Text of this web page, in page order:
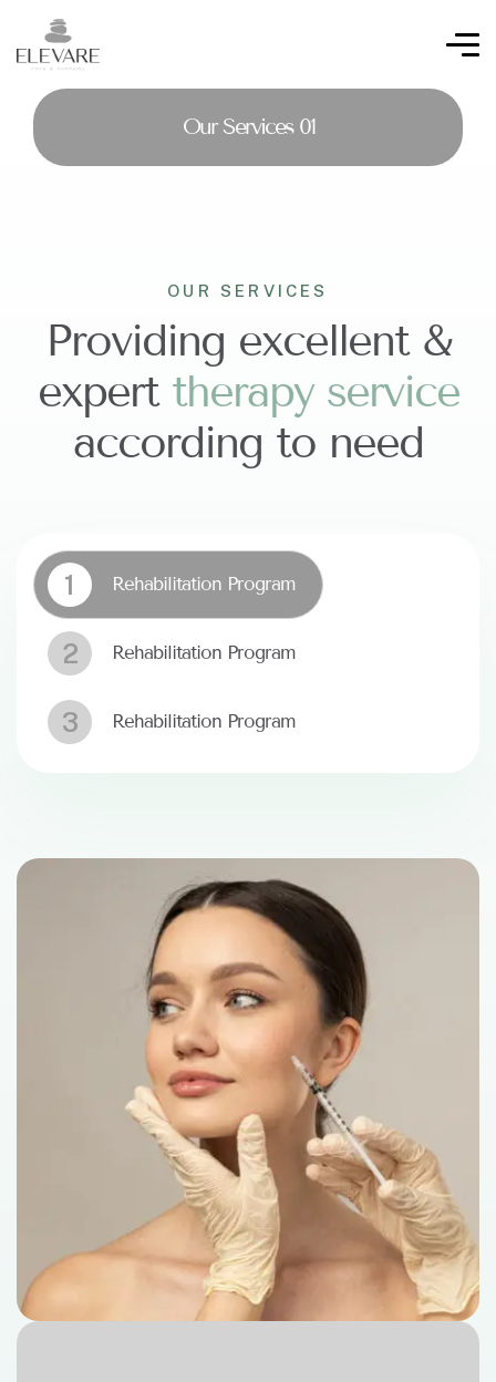
Our Services 01
OUR SERVICES
Providing excellent &
expert therapy service
according to need
1 Rehabilitation Program
2 Rehabilitation Program
3 Rehabilitation Program